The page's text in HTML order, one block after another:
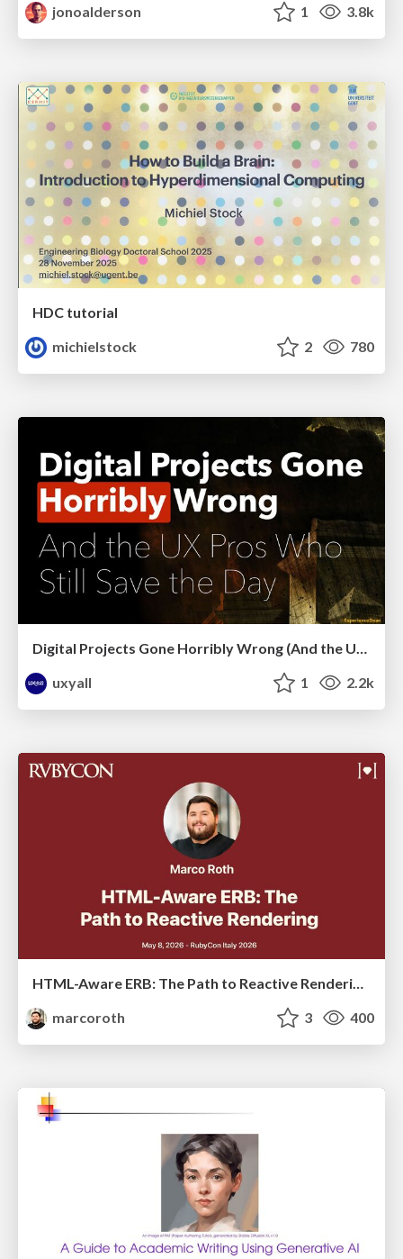
jonoalderson
1 3.8k
HDC tutorial
michielstock
2 780
Digital Projects Gone Horribly Wrong (And the UX Pros Who Still Save the Day) - Dean Schuster
uxyall
1 2.2k
HTML-Aware ERB: The Path to Reactive Rendering @ RubyCon 2026, Rimini, Italy
marcoroth
3 400